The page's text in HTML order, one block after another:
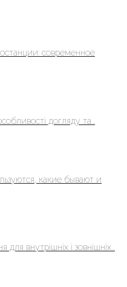
современное
догляду та...
какие бывают и
внутрішніх і зовнішніх...